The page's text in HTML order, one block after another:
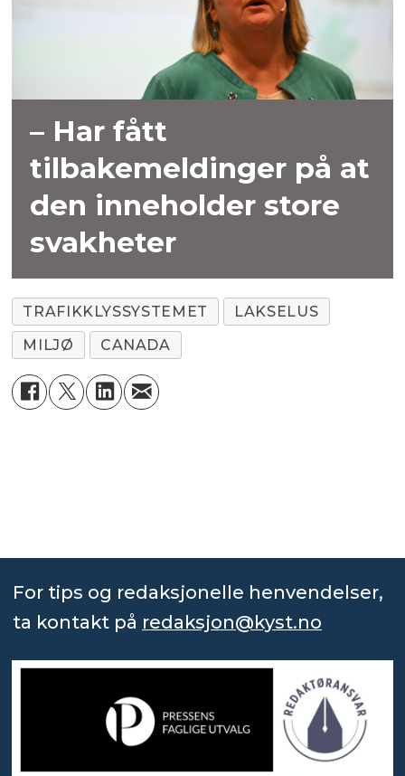
– Har fått
tilbakemeldinger på at
den inneholder store
svakheter
TRAFIKKLYSSYSTEMET
LAKSELUS
MILJØ
CANADA
For tips og redaksjonelle henvendelser,
ta kontakt på redaksjon@kyst.no